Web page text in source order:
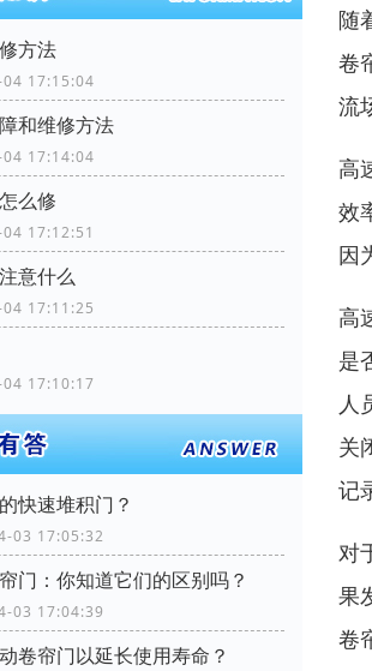
方法
17:15:04
和维修方法
17:14:04
么修
17:12:51
意什么
17:11:25
17:10:17
快速堆积门？
03 17:05:32
门：你知道它们的区别吗？
03 17:04:39
卷帘门以延长使用寿命？
随
卷
流
高
效
因
高
是
人
关
记
对
果
卷